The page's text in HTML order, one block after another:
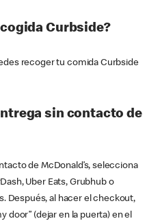
Curbside?
recoger tu comida Curbside
sin contacto de
de McDonald’s, selecciona
Uber Eats, Grubhub o
Después, al hacer el checkout,
door” (dejar en la puerta) en el